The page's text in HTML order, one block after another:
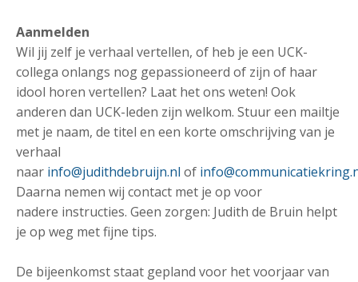
Aanmelden
Wil jij zelf je verhaal vertellen, of heb je een UCK-
collega onlangs nog gepassioneerd of zijn of haar
idool horen vertellen? Laat het ons weten! Ook
anderen dan UCK-leden zijn welkom. Stuur een mailtje
met je naam, de titel en een korte omschrijving van je
verhaal
naar info@judithdebruijn.nl of
Daarna nemen wij contact met je op voor
nadere instructies. Geen zorgen: Judith de Bruin helpt
je op weg met fijne tips.
De bijeenkomst staat gepland voor het voorjaar van